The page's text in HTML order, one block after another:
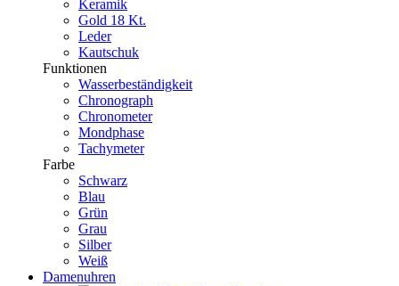
Keramik
Gold 18 Kt.
Leder
Kautschuk
Funktionen
Wasserbeständigkeit
Chronograph
Chronometer
Mondphase
Tachymeter
Farbe
Schwarz
Blau
Grün
Grau
Silber
Weiß
Damenuhren